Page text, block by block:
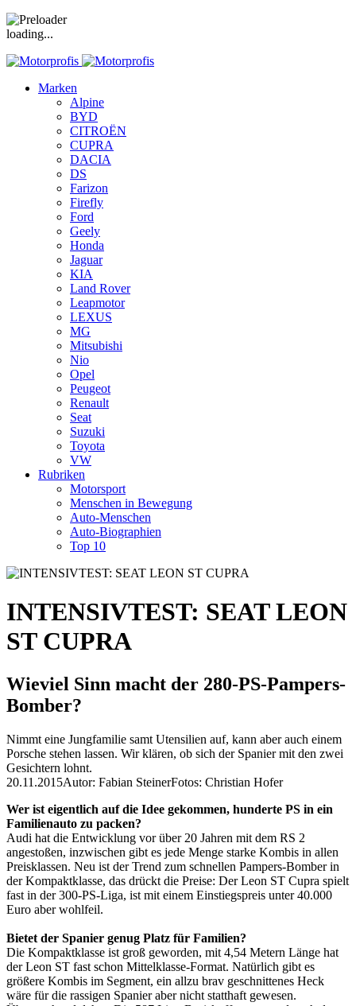
loading...
Marken
Alpine
BYD
CITROËN
CUPRA
DACIA
DS
Farizon
Firefly
Ford
Geely
Honda
Jaguar
KIA
Land Rover
Leapmotor
LEXUS
MG
Mitsubishi
Nio
Opel
Peugeot
Renault
Seat
Suzuki
Toyota
VW
Rubriken
Motorsport
Menschen in Bewegung
Auto-Menschen
Auto-Biographien
Top 10
INTENSIVTEST: SEAT LEON
ST CUPRA
Wieviel Sinn macht der 280-PS-Pampers-
Bomber?
Nimmt eine Jungfamilie samt Utensilien auf, kann aber auch einem
Porsche stehen lassen. Wir klären, ob sich der Spanier mit den zwei
Gesichtern lohnt.
20.11.2015Autor: Fabian SteinerFotos: Christian Hofer
Wer ist eigentlich auf die Idee gekommen, hunderte PS in ein
Familienauto zu packen?
Audi hat die Entwicklung vor über 20 Jahren mit dem RS 2
angestoßen, inzwischen gibt es jede Menge starke Kombis in allen
Preisklassen. Neu ist der Trend zum schnellen Pampers-Bomber in
der Kompaktklasse, das drückt die Preise: Der Leon ST Cupra spielt
fast in der 300-PS-Liga, ist mit einem Einstiegspreis unter 40.000
Euro aber wohlfeil.
Bietet der Spanier genug Platz für Familien?
Die Kompaktklasse ist groß geworden, mit 4,54 Metern Länge hat
der Leon ST fast schon Mittelklasse-Format. Natürlich gibt es
größere Kombis im Segment, ein allzu brav geschnittenes Heck
wäre für die rassigen Spanier aber nicht statthaft gewesen.